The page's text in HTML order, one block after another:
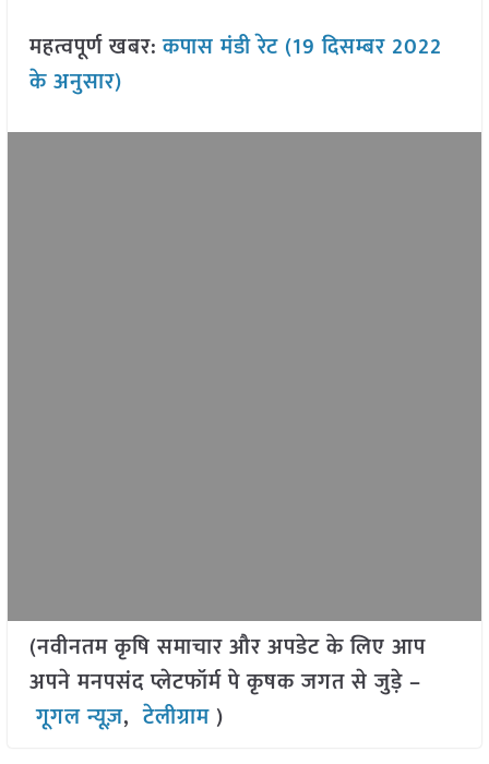
महत्वपूर्ण खबर:कपास मंडी रेट (19 दिसम्बर 2022
के अनुसार)
(नवीनतम कृषि समाचार और अपडेट के लिए आप
अपने मनपसंद प्लेटफॉर्म पे कृषक जगत से जुड़े –
गूगल न्यूज़,टेलीग्राम )